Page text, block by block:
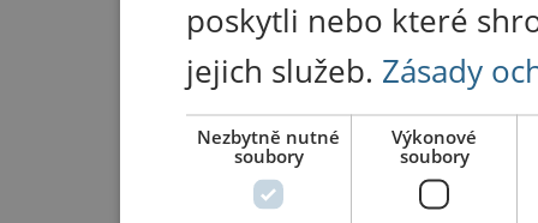
poskytli nebo které
jejich služeb. Zásady
Nezbytně nutné
soubory
Výkonové
soubory